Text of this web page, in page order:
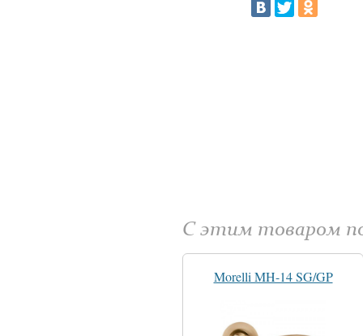
С этим товаром
Morelli MH-14 SG/GP